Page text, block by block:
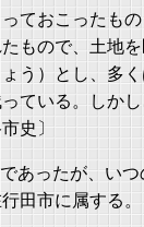
ておこったも
もので、土地
う）とし、多
ている。しか
史〕
あったが、い
田市に属する。